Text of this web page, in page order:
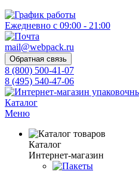
Ежедневно с 09:00 - 21:00
mail@webpack.ru
Обратная связь
8 (800) 500-41-07
8 (495) 540-47-06
Каталог
Меню
Каталог
Интернет-магазин